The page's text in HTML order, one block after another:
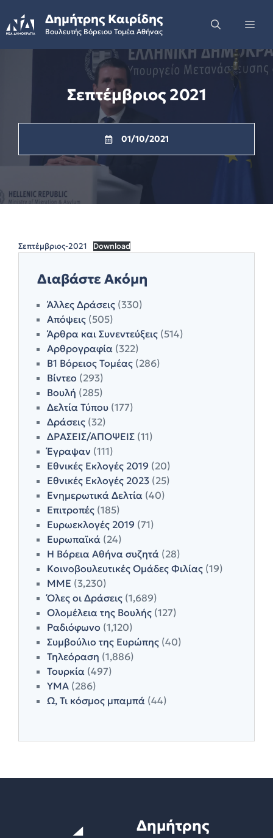
to
content
Δημήτρης Καιρίδης
Βουλευτής Βόρειου Τομέα Αθήνας
Σεπτέμβριος 2021
01/10/2021
Σεπτέμβριος-2021 Download
Διαβάστε Ακόμη
Άλλες Δράσεις (330)
Απόψεις (505)
Άρθρα και Συνεντεύξεις (514)
Αρθρογραφία (322)
Β1 Βόρειος Τομέας (286)
Βίντεο (293)
Βουλή (285)
Δελτία Τύπου (177)
Δράσεις (32)
ΔΡΑΣΕΙΣ/ΑΠΟΨΕΙΣ (11)
Έγραψαν (111)
Εθνικές Εκλογές 2019 (20)
Εθνικές Εκλογές 2023 (25)
Ενημερωτικά Δελτία (40)
Επιτροπές (185)
Ευρωεκλογές 2019 (71)
Ευρωπαϊκά (24)
Η Βόρεια Αθήνα συζητά (28)
Κοινοβουλευτικές Ομάδες Φιλίας (19)
ΜΜΕ (3,230)
Όλες οι Δράσεις (1,689)
Ολομέλεια της Βουλής (127)
Ραδιόφωνο (1,120)
Συμβούλιο της Ευρώπης (40)
Τηλεόραση (1,886)
Τουρκία (497)
ΥΜΑ (286)
Ω, Τι κόσμος μπαμπά (44)
Δημήτρης